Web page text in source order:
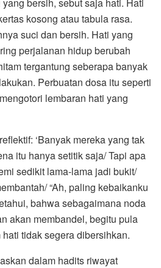
bersih, sebut saja hati. Hati
kosong atau tabula rasa.
suci dan bersih. Hati yang
perjalanan hidup berubah
tergantung seberapa banyak
Perbuatan dosa itu seperti
lembaran hati yang
‘Banyak mereka yang tak
itu hanya setitik saja/ Tapi apa
sedikit lama-lama jadi bukit/
“Ah, paling kebaikanku
bahwa sebagaimana noda
akan membandel, begitu pula
tidak segera dibersihkan.
dalam hadits riwayat